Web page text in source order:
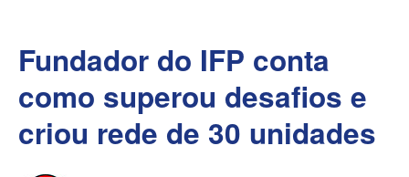
Fundador do IFP conta
como superou desafios e
criou rede de 30 unidades